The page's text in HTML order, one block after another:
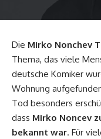
Die Mirko Nonchev
Thema, das viele
deutsche Komiker
Wohnung
Tod besonders
dass Mirko Noncev
bekannt war. Für